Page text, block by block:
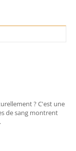
? C'est une
de sang montrent